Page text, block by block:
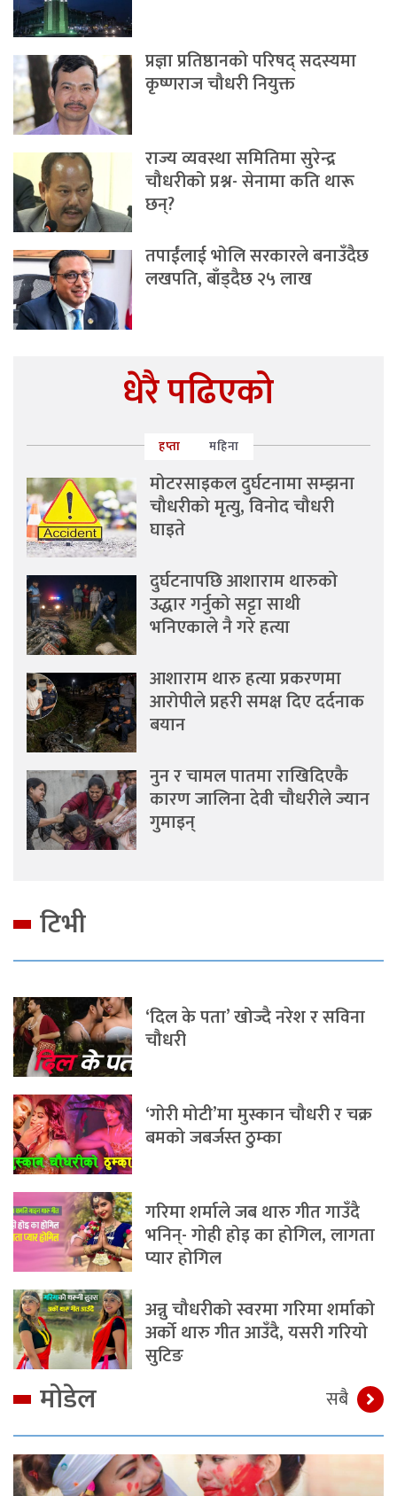
प्रज्ञा प्रतिष्ठानको परिषद् सदस्यमा
कृष्णराज चौधरी नियुक्त
राज्य व्यवस्था समितिमा सुरेन्द्र
चौधरीको प्रश्न- सेनामा कति थारू
छन्?
तपाईंलाई भोलि सरकारले बनाउँदैछ
लखपति, बाँड्दैछ २५ लाख
धेरै पढिएको
हप्ता महिना
मोटरसाइकल दुर्घटनामा सम्झना
चौधरीको मृत्यु, विनोद चौधरी
घाइते
दुर्घटनापछि आशाराम थारुको
उद्धार गर्नुको सट्टा साथी
भनिएकाले नै गरे हत्या
आशाराम थारु हत्या प्रकरणमा
आरोपीले प्रहरी समक्ष दिए दर्दनाक
बयान
नुन र चामल पातमा राखिदिएकै
कारण जालिना देवी चौधरीले ज्यान
गुमाइन्
टिभी
‘दिल के पता’ खोज्दै नरेश र सविना
चौधरी
‘गोरी मोटी’मा मुस्कान चौधरी र चक्र
बमको जबर्जस्त ठुम्का
गरिमा शर्माले जब थारु गीत गाउँदै
भनिन्- गोही होइ का होगिल, लागता
प्यार होगिल
अन्नु चौधरीको स्वरमा गरिमा शर्माको
अर्को थारु गीत आउँदै, यसरी गरियो
सुटिङ
मोडेल सबै